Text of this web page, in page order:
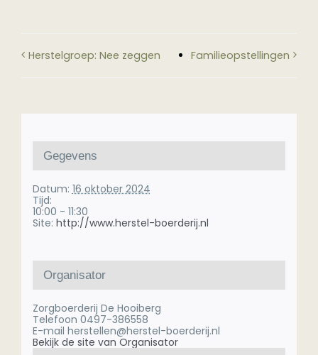
Herstelgroep: Nee zeggen Familieopstellingen
Gegevens
Datum: 16 oktober 2024
Tijd:
10:00 - 11:30
Site: http://www.herstel-boerderij.nl
Organisator
Zorgboerderij De Hooiberg
Telefoon 0497-386558
E-mail herstellen@herstel-boerderij.nl
Bekijk de site van Organisator